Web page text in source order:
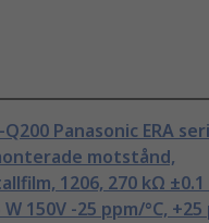
Q200 Panasonic ERA
motstånd,
1206, 270 kΩ ±0.1
W 150V -25 ppm/°C,